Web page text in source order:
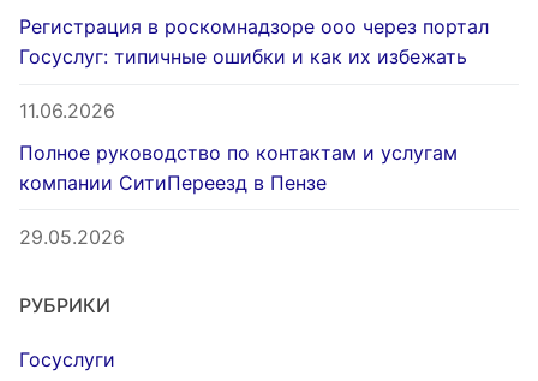
Регистрация в роскомнадзоре ооо через портал
Госуслуг: типичные ошибки и как их избежать
11.06.2026
Полное руководство по контактам и услугам
компании СитиПереезд в Пензе
29.05.2026
РУБРИКИ
Госуслуги